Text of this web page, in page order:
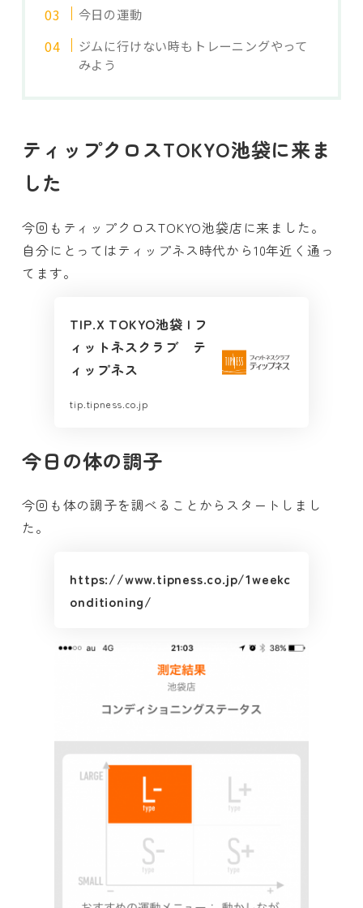
今日の運動
ジムに行けない時もトレーニングやって
みよう
ティップクロスTOKYO池袋に来ま
した
今回もティップクロスTOKYO池袋店に来ました。
自分にとってはティップネス時代から10年近く通っ
てます。
TIP.X TOKYO池袋 | フ
ィットネスクラブ テ
ィップネス
tip.tipness.co.jp
今日の体の調子
今回も体の調子を調べることからスタートしまし
た。
https://www.tipness.co.jp/1weekc
onditioning/